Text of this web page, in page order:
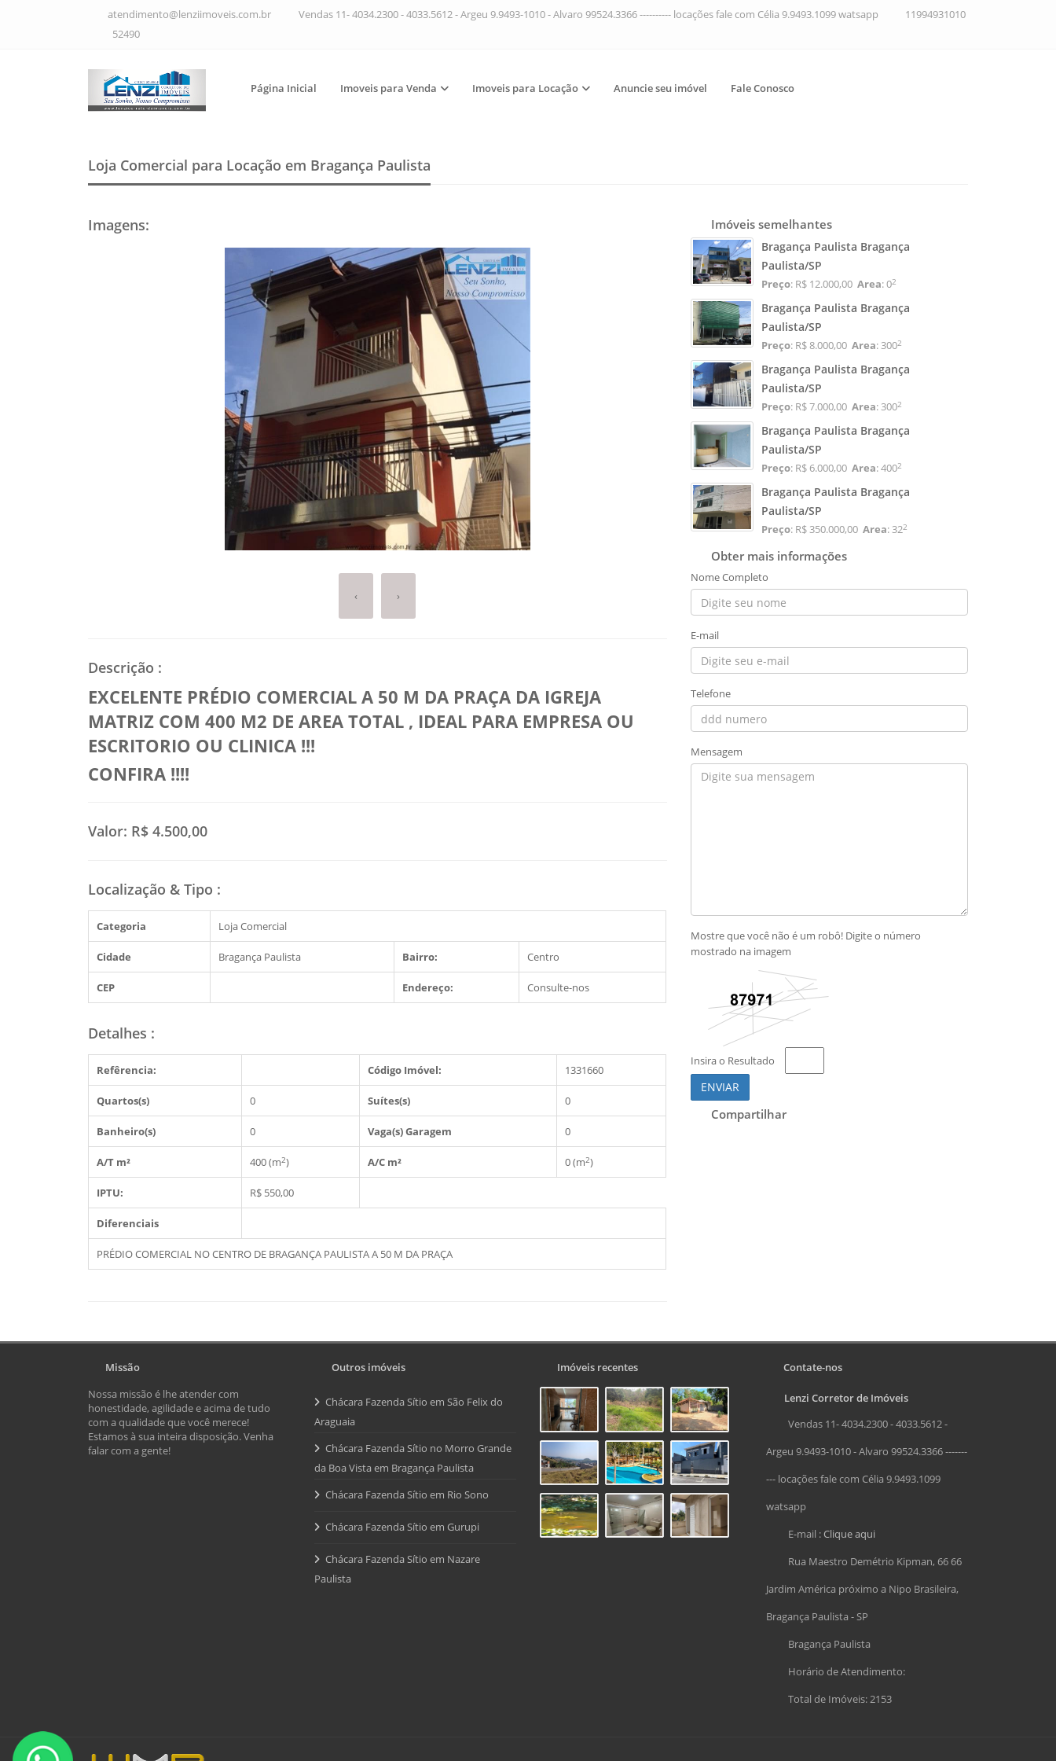
atendimento@lenziimoveis.com.br Vendas 11- 4034.2300 - 4033.5612 - Argeu 9.9493-1010 - Alvaro 99524.3366 ---------- locações fale com Célia 9.9493.1099 watsapp
11994931010
52490
Página Inicial Imoveis para Venda Imoveis para Locação Anuncie seu imóvel Fale Conosco
Loja Comercial para Locação em Bragança Paulista
Imagens:
‹ ›
Descrição :
EXCELENTE PRÉDIO COMERCIAL A 50 M DA PRAÇA DA IGREJA
MATRIZ COM 400 M2 DE AREA TOTAL , IDEAL PARA EMPRESA OU
ESCRITORIO OU CLINICA !!!
CONFIRA !!!!
Valor: R$ 4.500,00
Localização & Tipo :
Categoria Loja Comercial
Cidade Bragança Paulista Bairro: Centro
CEP Endereço: Consulte-nos
Detalhes :
Refêrencia: Código Imóvel: 1331660
Quartos(s) 0 Suítes(s) 0
Banheiro(s) 0 Vaga(s) Garagem 0
A/T m² 400 (m2) A/C m² 0 (m2)
IPTU: R$ 550,00
Diferenciais
PRÉDIO COMERCIAL NO CENTRO DE BRAGANÇA PAULISTA A 50 M DA PRAÇA
Imóveis semelhantes
Bragança Paulista Bragança
Paulista/SP
Preço: R$ 12.000,00 Area: 02
Bragança Paulista Bragança
Paulista/SP
Preço: R$ 8.000,00 Area: 3002
Bragança Paulista Bragança
Paulista/SP
Preço: R$ 7.000,00 Area: 3002
Bragança Paulista Bragança
Paulista/SP
Preço: R$ 6.000,00 Area: 4002
Bragança Paulista Bragança
Paulista/SP
Preço: R$ 350.000,00 Area: 322
Obter mais informações
Nome Completo
E-mail
Telefone
Mensagem
Mostre que você não é um robô! Digite o número
mostrado na imagem
Insira o Resultado
ENVIAR
Compartilhar
Missão
Nossa missão é lhe atender com
honestidade, agilidade e acima de tudo
com a qualidade que você merece!
Estamos à sua inteira disposição. Venha
falar com a gente!
Outros imóveis
Chácara Fazenda Sítio em São Felix do
Araguaia
Chácara Fazenda Sítio no Morro Grande
da Boa Vista em Bragança Paulista
Chácara Fazenda Sítio em Rio Sono
Chácara Fazenda Sítio em Gurupi
Chácara Fazenda Sítio em Nazare
Paulista
Imóveis recentes Contate-nos
Lenzi Corretor de Imóveis
Vendas 11- 4034.2300 - 4033.5612 -
Argeu 9.9493-1010 - Alvaro 99524.3366 -------
--- locações fale com Célia 9.9493.1099
watsapp
E-mail :Clique aqui
Rua Maestro Demétrio Kipman, 66 66
Jardim América próximo a Nipo Brasileira,
Bragança Paulista - SP
Bragança Paulista
Horário de Atendimento:
Total de Imóveis: 2153